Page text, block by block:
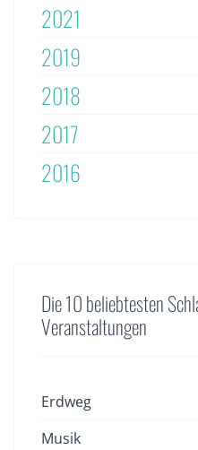
2021
2019
2018
2017
2016
Die 10 beliebtesten
Veranstaltungen
Erdweg
Musik